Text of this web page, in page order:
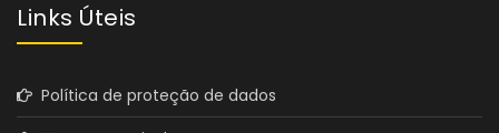
Links Úteis
Política de proteção de dados